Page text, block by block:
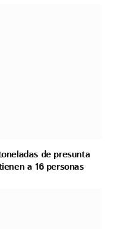
de presunta
a 16 personas